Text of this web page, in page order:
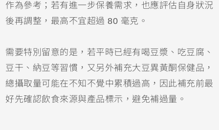
作為參考；若有進一步保養需求，也應評估自身狀況
後再調整，最高不宜超過 80 毫克。
需要特別留意的是，若平時已經有喝豆漿、吃豆腐、
豆干、納豆等習慣，又另外補充大豆異黃酮保健品，
總攝取量可能在不知不覺中累積過高，因此補充前最
好先確認飲食來源與產品標示，避免補過量。